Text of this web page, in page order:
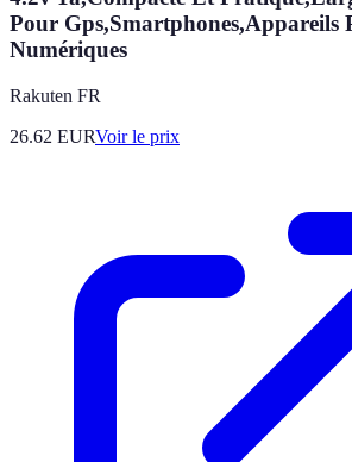
Pour Gps,Smartphones,Appareils
Numériques
Rakuten FR
26.62 EURVoir le prix